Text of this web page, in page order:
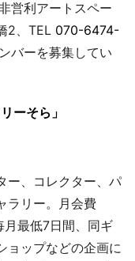
営利アートスペー
2、TEL 070-6474-
バーを募集してい
ーそら」
ー、コレクター、パ
ラリー。月会費
最低7日間、同ギ
ョップなどの企画に